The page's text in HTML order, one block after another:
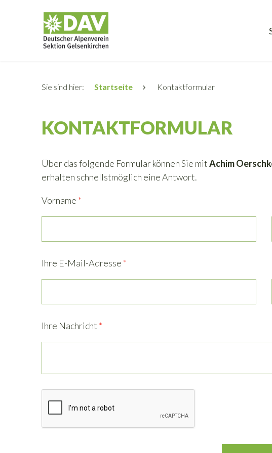
Sie sind hier: Startseite Kontaktformular
KONTAKTFORMULAR
Über das folgende Formular können Sie mitAchim
erhalten schnellstmöglich eine Antwort.
Vorname *
Ihre E-Mail-Adresse *
Ihre Nachricht *